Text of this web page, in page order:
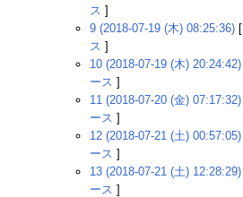
ス ]
9 (2018-07-19 (木) 08:25:36) [
ス ]
10 (2018-07-19 (木) 20:24:42)
ース ]
11 (2018-07-20 (金) 07:17:32)
ース ]
12 (2018-07-21 (土) 00:57:05)
ース ]
13 (2018-07-21 (土) 12:28:29)
ース ]